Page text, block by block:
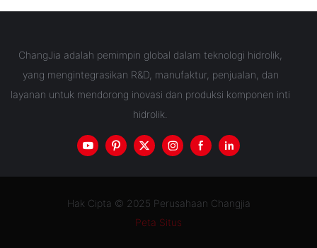
ChangJia adalah pemimpin global dalam teknologi hidrolik,
yang mengintegrasikan R&D, manufaktur, penjualan, dan
layanan untuk mendorong inovasi dan produksi komponen inti
hidrolik.
Hak Cipta © 2025 Perusahaan Changjia
Peta Situs